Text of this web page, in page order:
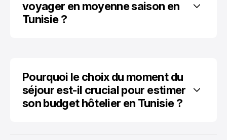
voyager en moyenne saison en
Tunisie ?
Pourquoi le choix du moment du
séjour est-il crucial pour estimer
son budget hôtelier en Tunisie ?